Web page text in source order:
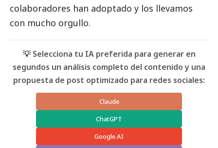
colaboradores han adoptado y los llevamos
con mucho orgullo.
💡 Selecciona tu IA preferida para generar en
segundos un análisis completo del contenido y una
propuesta de post optimizado para redes sociales:
Claude
ChatGPT
Google AI